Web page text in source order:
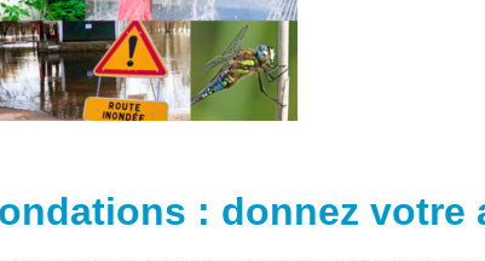
: donnez votre